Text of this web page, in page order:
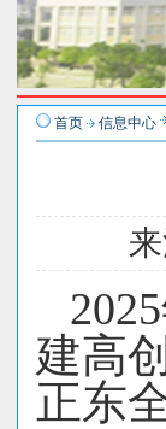
首页 信息中心
2025
建高
正东